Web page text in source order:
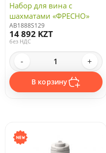
Набор для вина с
шахматами «ФРЕСНО»
AB1888S129
14 892 KZT
без НДС
- +
В корзину